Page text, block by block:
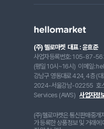
(주) 헬로마켓 대표 : 윤효준
사업자등록번호: 105-87-
(평일 10시~16시) 이메일:
강남구 영동대로 424, 4층 (대
2024-서울강남-02255 호
Services (AWS) 사업자정
(주)헬로마켓은 통신판매중개
가 등록한 상품정보 및 거래에